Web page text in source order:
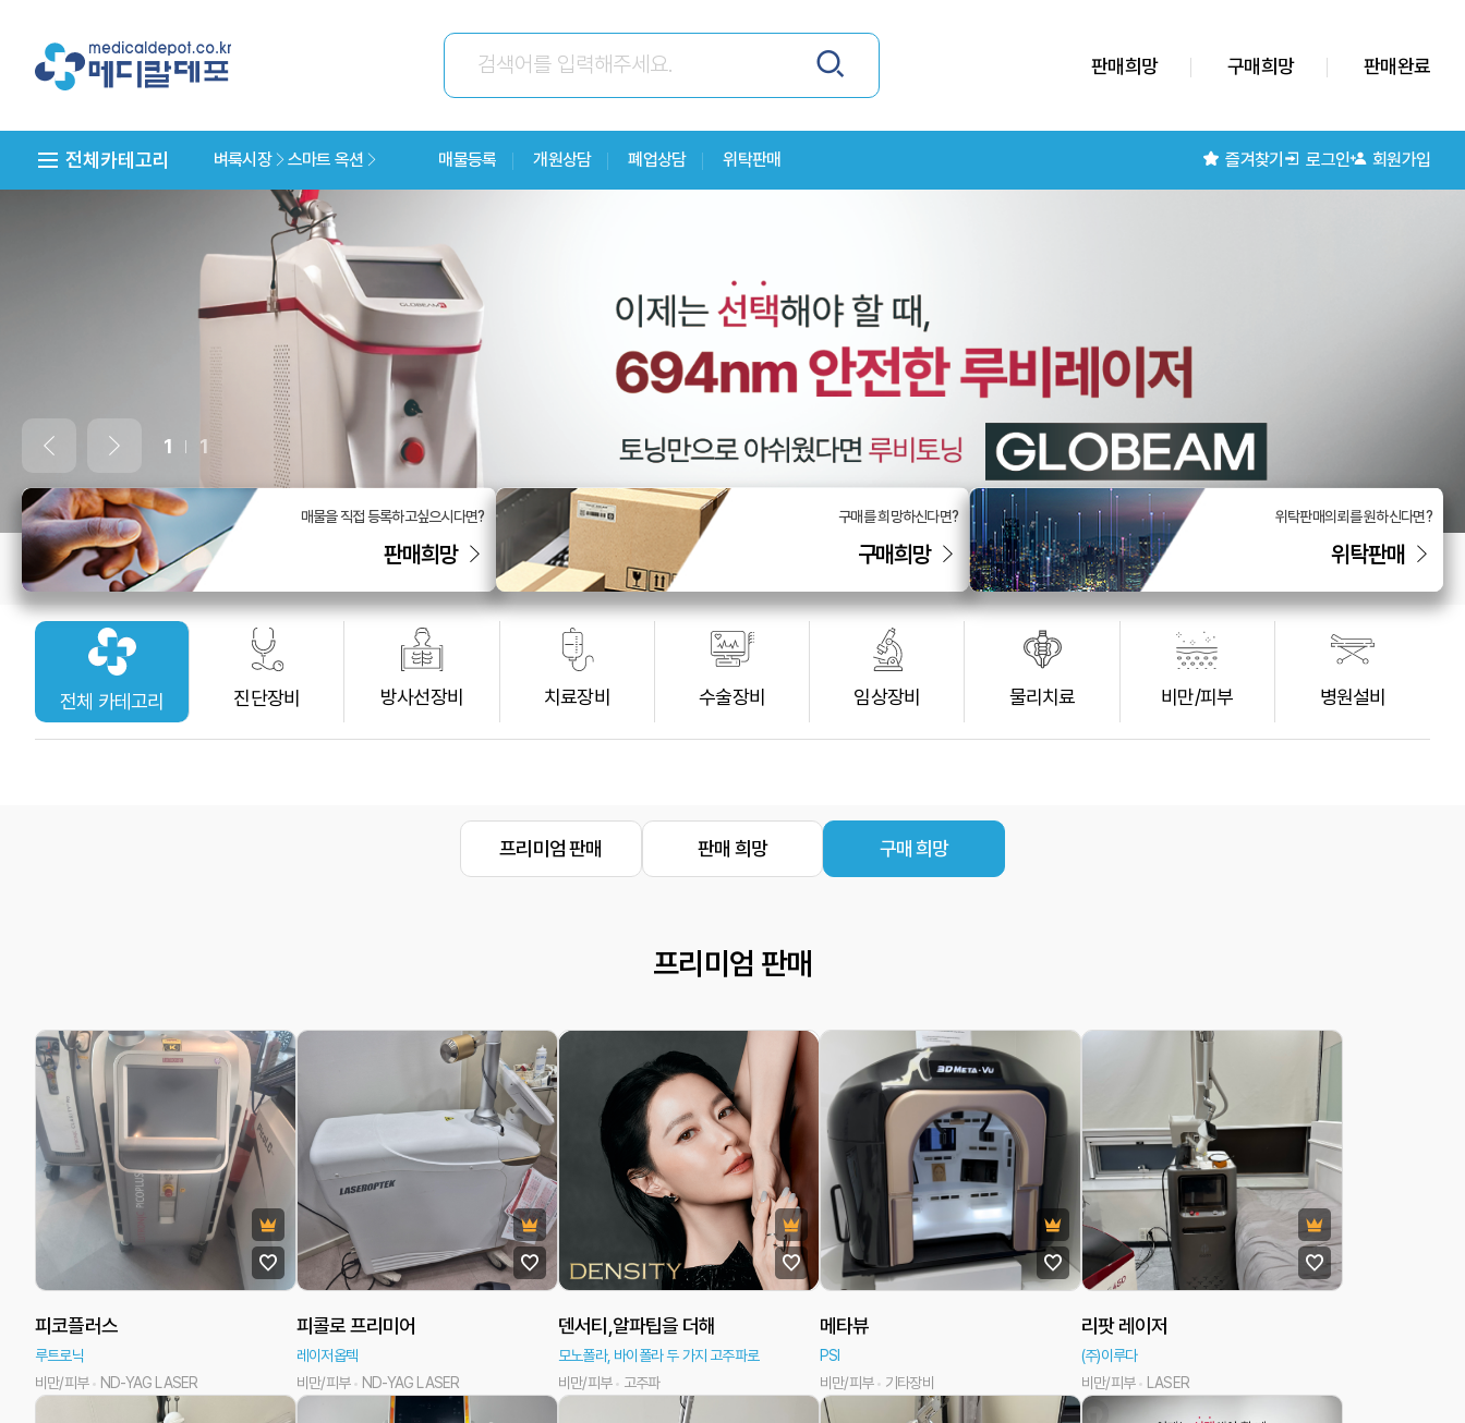
판매희망 구매희망 판매완료
전체카테고리 벼룩시장 스마트 옥션 매물등록 개원상담 폐업상담 위탁판매 즐겨찾기 로그인 회원가입
1 1
매물을 직접 등록하고싶으시다면?
판매희망
구매를 희망하신다면?
구매희망
위탁판매의뢰를 원하신다면?
위탁판매
전체 카테고리 진단장비 방사선장비 치료장비 수술장비 임상장비 물리치료 비만/피부 병원설비
프리미엄 판매 판매 희망 구매 희망
프리미엄 판매
피코플러스
루트로닉
비만/피부
ND-YAG LASER
피콜로 프리미어
레이저옵텍
비만/피부
ND-YAG LASER
덴서티,알파팁을 더해
모노폴라, 바이폴라 두 가지 고주파로
비만/피부
고주파
메타뷰
PSI
비만/피부
기타장비
리팟 레이저
(주)이루다
비만/피부
LASER